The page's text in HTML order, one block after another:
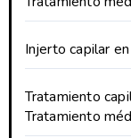
Injerto capilar
Tratamiento
Tratamiento